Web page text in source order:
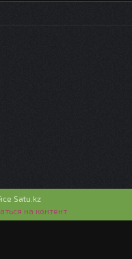
Satu.kz
на контент